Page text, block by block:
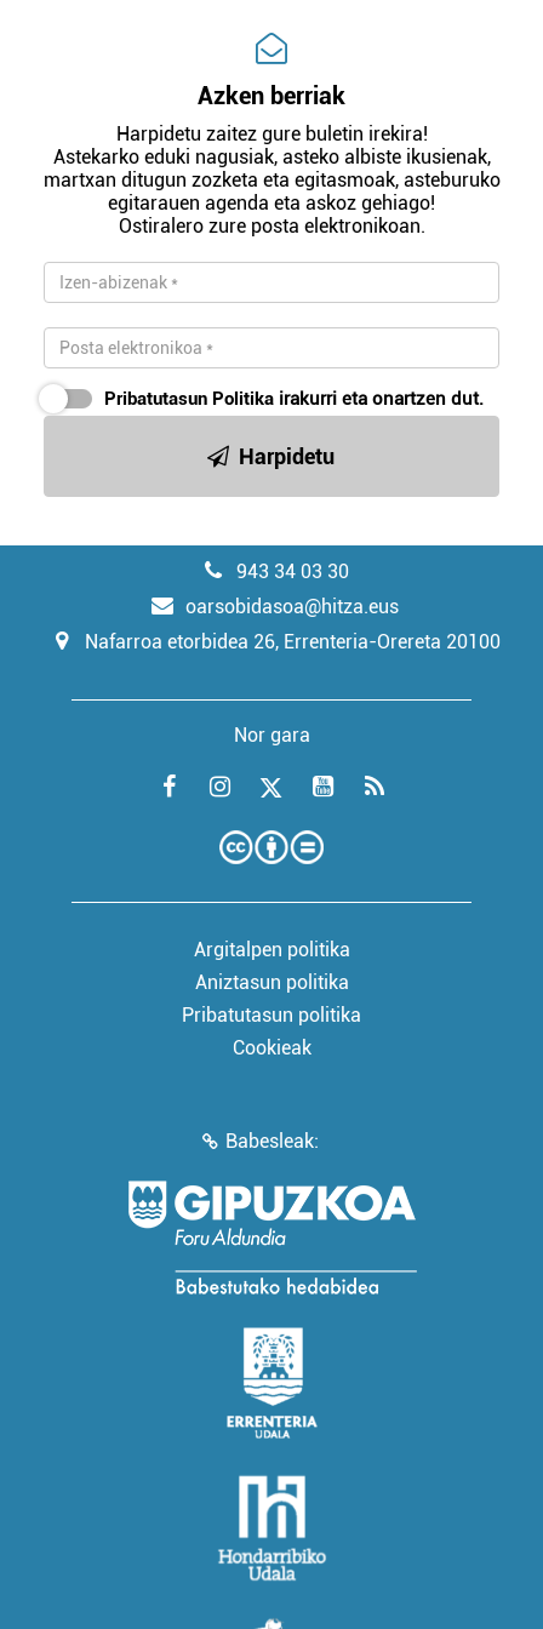
Azken berriak
Harpidetu zaitez gure buletin irekira!
Astekarko eduki nagusiak, asteko albiste ikusienak,
martxan ditugun zozketa eta egitasmoak, asteburuko
egitarauen agenda eta askoz gehiago!
Ostiralero zure posta elektronikoan.
Pribatutasun Politika irakurri eta onartzen dut.
Harpidetu
943 34 03 30
oarsobidasoa@hitza.eus
Nafarroa etorbidea 26, Errenteria-Orereta 20100
Nor gara
Argitalpen politika
Aniztasun politika
Pribatutasun politika
Cookieak
Babesleak: